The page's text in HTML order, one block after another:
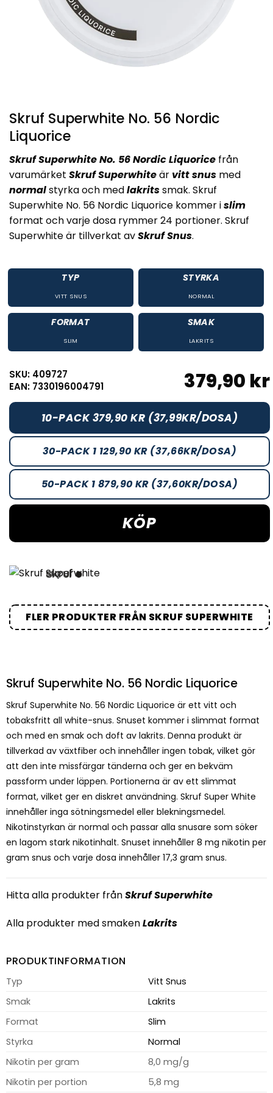
Skruf Superwhite No. 56 Nordic
Liquorice
Skruf Superwhite No. 56 Nordic Liquorice från
varumärket Skruf Superwhiteär vitt snus med
normalstyrka och medlakritssmak. Skruf
Superwhite No. 56 Nordic Liquorice kommer islim
format och varje dosa rymmer 24 portioner. Skruf
Superwhite är tillverkat avSkruf Snus.
TYP
VITT SNUS
STYRKA
NORMAL
FORMAT
SLIM
SMAK
LAKRITS
SKU: 409727
EAN: 7330196004791
379,90 kr
10-PACK 379,90 KR (37,99KR/DOSA)
30-PACK 1 129,90 KR (37,66KR/DOSA)
50-PACK 1 879,90 KR (37,60KR/DOSA)
KÖP
FLER PRODUKTER FRÅN SKRUF SUPERWHITE
Skruf Superwhite No. 56 Nordic Liquorice
Skruf Superwhite No. 56 Nordic Liquorice är ett vitt och
tobaksfritt all white-snus. Snuset kommer i slimmat format
och med en smak och doft av lakrits. Denna produkt är
tillverkad av växtfiber och innehåller ingen tobak, vilket gör
att den inte missfärgar tänderna och ger en bekväm
passform under läppen. Portionerna är av ett slimmat
format, vilket ger en diskret användning. Skruf Super White
innehåller inga sötningsmedel eller blekningsmedel.
Nikotinstyrkan är normal och passar alla snusare som söker
en lagom stark nikotinhalt. Snuset innehåller 8 mg nikotin per
gram snus och varje dosa innehåller 17,3 gram snus.
Hitta alla produkter frånSkruf Superwhite
Alla produkter med smakenLakrits
PRODUKTINFORMATION
Typ
Vitt Snus
Smak
Lakrits
Format
Slim
Styrka
Normal
Nikotin per gram
8,0 mg/g
Nikotin per portion
5,8 mg